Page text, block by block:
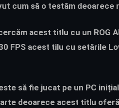
cum să o testăm deoarece
acest titlu cu un
FPS acest tilu cu setările
să fie jucat pe un PC
deoarece acest titlu